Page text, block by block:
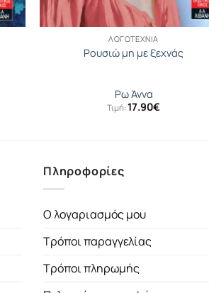
ΛΟΓΟΤΕΧΝΊΑ
Ρουσιώ μη με ξεχνάς
Ρω Άννα
Τιμή:17.90€
Πληροφορίες
Ο λογαριασμός μου
Τρόποι παραγγελίας
Τρόποι πληρωμής